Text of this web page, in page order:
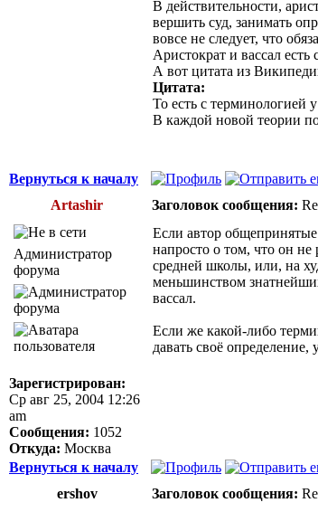
В действительности,
вершить суд, занимать
вовсе не следует, что
Аристократ и вассал
А вот цитата из
Цитата:
То есть с терминологией
В каждой новой теории
Вернуться к началу
Artashir
Заголовок сообщения:
Администратор
форума
Зарегистрирован:
Ср авг 25, 2004 12:26
am
Сообщения: 1052
Откуда: Москва
Если автор
напросто о том, что он не
средней школы, или, на
меньшинством
вассал.
Если же какой-либо
давать своё
Вернуться к началу
ershov
Заголовок сообщения: